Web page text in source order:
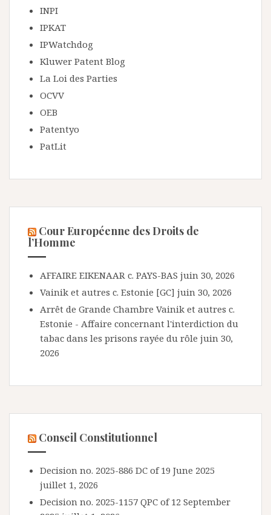
INPI
IPKAT
IPWatchdog
Kluwer Patent Blog
La Loi des Parties
OCVV
OEB
Patentyo
PatLit
Cour Européenne des Droits de
l’Homme
AFFAIRE EIKENAAR c. PAYS-BAS juin 30, 2026
Vainik et autres c. Estonie [GC] juin 30, 2026
Arrêt de Grande Chambre Vainik et autres c.
Estonie - Affaire concernant l'interdiction du
tabac dans les prisons rayée du rôle juin 30,
2026
Conseil Constitutionnel
Decision no. 2025-886 DC of 19 June 2025
juillet 1, 2026
Decision no. 2025-1157 QPC of 12 September